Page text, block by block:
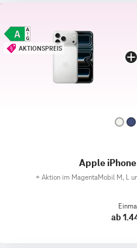
AKTIONSPREIS
Apple iPhone
+ Aktion im MagentaMobil M, L
ab